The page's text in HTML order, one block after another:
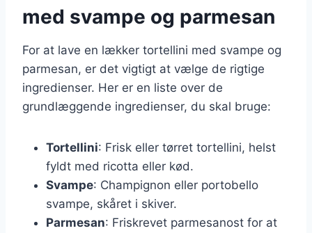
med svampe og parmesan
For at lave en lækker tortellini med svampe og
parmesan, er det vigtigt at vælge de rigtige
ingredienser. Her er en liste over de
grundlæggende ingredienser, du skal bruge:
Tortellini: Frisk eller tørret tortellini, helst
fyldt med ricotta eller kød.
Svampe: Champignon eller portobello
svampe, skåret i skiver.
Parmesan: Friskrevet parmesanost for at